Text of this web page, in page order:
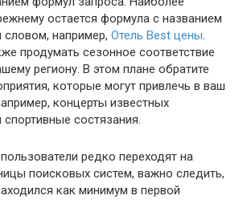
остается формула с названием
например, Отель Best цены.
продумать сезонное соответствие
региону. В этом плане обратите
которые могут привлечь в ваш
концерты известных
спортивные состязания.
редко переходят на
поисковых систем, важно следить,
как минимум в первой